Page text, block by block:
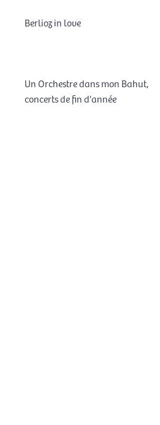
Berlioz in love
Un Orchestre dans mon Bahut,
concerts de fin d'année